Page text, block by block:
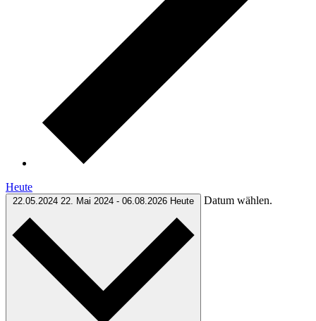
Heute
22.05.2024 22. Mai 2024 - 06.08.2026 Heute Datum wählen.